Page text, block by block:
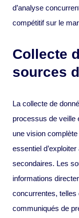
d’analyse
compétitif sur le
Collecte
sources
La collecte de
processus de veille
une vision
essentiel
secondaires. Les
informations
concurrentes, telles
communiqués de